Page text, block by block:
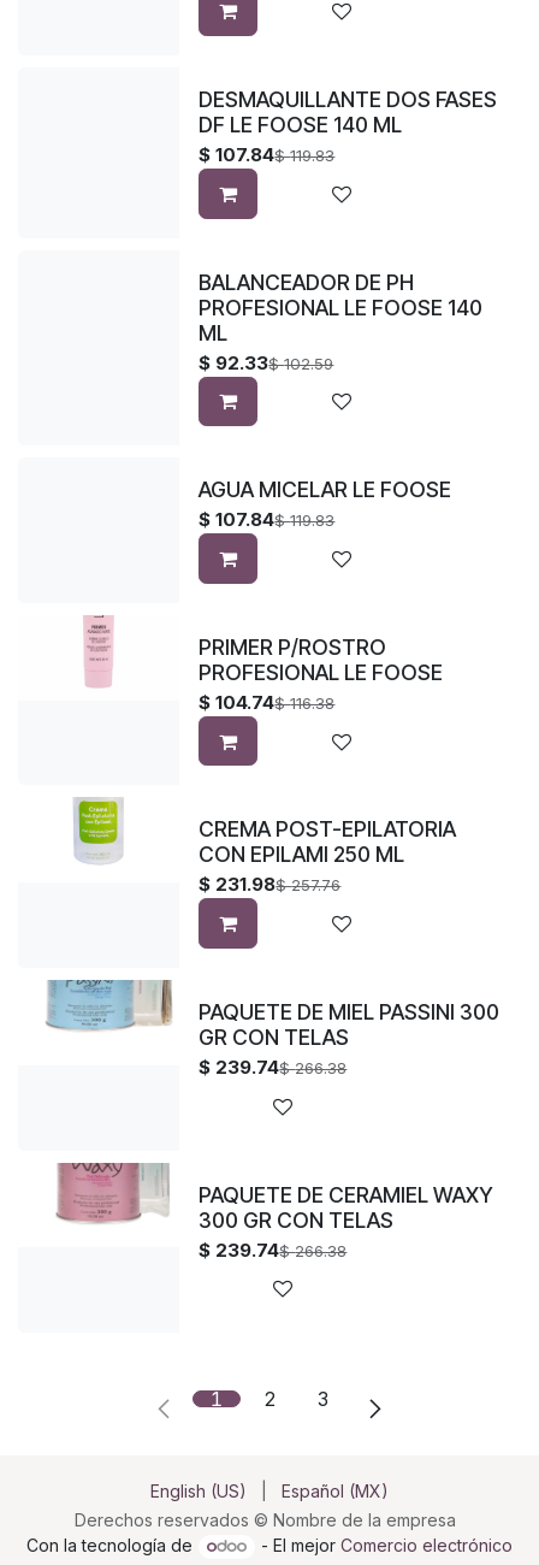
DESMAQUILLANTE DOS FASES
DF LE FOOSE 140 ML
$107.84$119.83
BALANCEADOR DE PH
PROFESIONAL LE FOOSE 140
ML
$ 92.33$102.59
AGUA MICELAR LE FOOSE
$107.84$119.83
PRIMER P/ROSTRO
PROFESIONAL LE FOOSE
$104.74$116.38
CREMA POST-EPILATORIA
CON EPILAMI 250 ML
$ 231.98$257.76
PAQUETE DE MIEL PASSINI 300
GR CON TELAS
$ 239.74$266.38
PAQUETE DE CERAMIEL WAXY
300 GR CON TELAS
$ 239.74$266.38
1 2 3
Derechos reservados © Nombre de la empresa
English (US) Español (MX)
Con la tecnología de - El mejor Comercio electrónico